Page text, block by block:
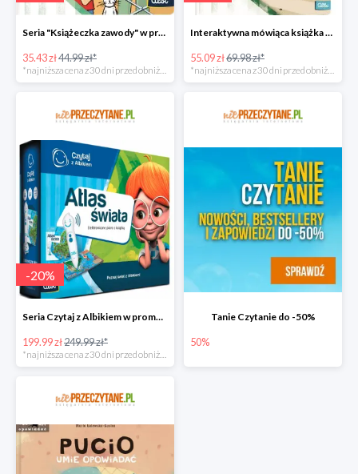
Seria "Książeczka zawody" w promocji
35.43 zł44.99 zł*
*najniższa cena z 30 dni przed obniżką
Interaktywna mówiąca książka taniej!
55.09 zł69.98 zł*
*najniższa cena z 30 dni przed obniżką
-20%
Seria Czytaj z Albikiem w promocji
199.99 zł249.99 zł*
Tanie Czytanie do -50%
50%